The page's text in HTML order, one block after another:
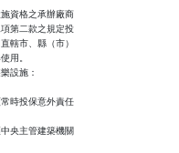
資格之承辦廠商
第二款之規定投
轄市、縣（市）
用。
設施：
時投保意外責任
央主管建築機關